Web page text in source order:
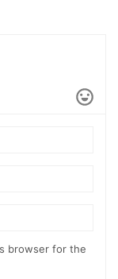
browser for the